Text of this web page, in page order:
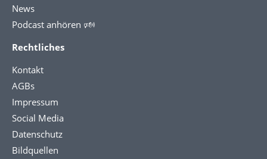
News
Podcast anhören 🕬
Rechtliches
Kontakt
AGBs
Impressum
Social Media
Datenschutz
Bildquellen